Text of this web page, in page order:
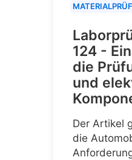
124 -
die
und
Der Artikel
die